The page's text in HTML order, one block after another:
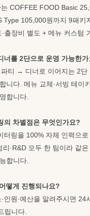
COFFEE FOOD Basic
Type 105,000원까지 9패키
출장비 별도 + 메뉴 커스텀
너를 2단으로 운영 가능한가
티 → 디너로 이어지는 2단
니다. 메뉴 교체·서빙 테이
합니다.
의 차별점은 무엇인가요?
터링을 100% 자체 인력으로
리·R&D 모두 한 팀이라 같
합니다.
떻게 진행되나요?
인원·예산을 알려주시면 24
립니다.